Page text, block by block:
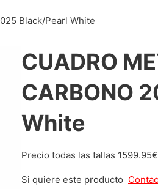
Black/Pearl White
CUADRO
CARBONO
White
Precio todas las tallas 1599.95€
Si quiere este producto